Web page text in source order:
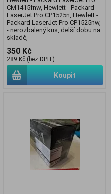
CM1415fnw, Hewlett - Packard
LaserJet Pro CP1525n, Hewlett -
Packard LaserJet Pro CP1525nw,
- nerozbalený kus, delší dobu na
skladě,
350 Kč
289 Kč (bez DPH:)
Koupit